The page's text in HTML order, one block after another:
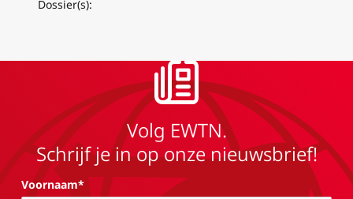
Dossier(s):
Volg EWTN.
Schrijf je in op onze nieuwsbrief!
Voornaam*